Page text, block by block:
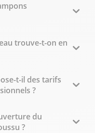
trouve-t-on en
t-il des tarifs
?
du
?